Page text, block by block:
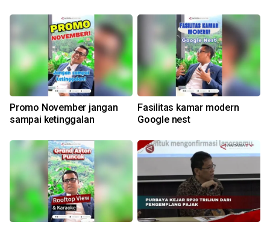
Promo November jangan
sampai ketinggalan
Fasilitas kamar modern
Google nest